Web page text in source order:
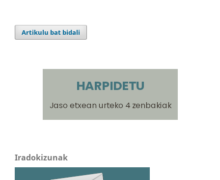
Artikulu bat bidali
Iradokizunak